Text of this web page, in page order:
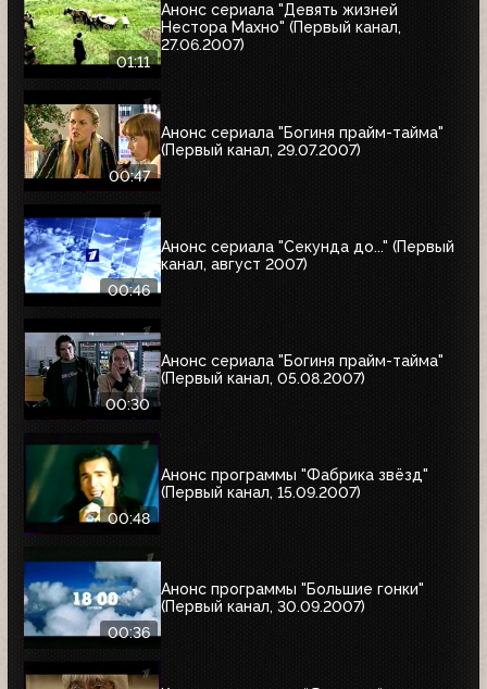
01:11
Анонс сериала "Девять жизней
Нестора Махно" (Первый канал,
27.06.2007)
00:47
Анонс сериала "Богиня прайм-тайма"
(Первый канал, 29.07.2007)
00:46
Анонс сериала "Секунда до..." (Первый
канал, август 2007)
00:30
Анонс сериала "Богиня прайм-тайма"
(Первый канал, 05.08.2007)
00:48
Анонс программы "Фабрика звёзд"
(Первый канал, 15.09.2007)
00:36
Анонс программы "Большие гонки"
(Первый канал, 30.09.2007)